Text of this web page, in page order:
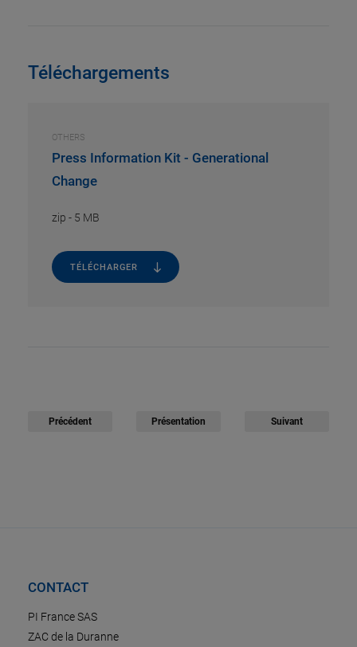
Téléchargements
OTHERS
Press Information Kit - Generational
Change
zip - 5 MB
TÉLÉCHARGER
Précédent Présentation Suivant
CONTACT
PI France SAS
ZAC de la Duranne